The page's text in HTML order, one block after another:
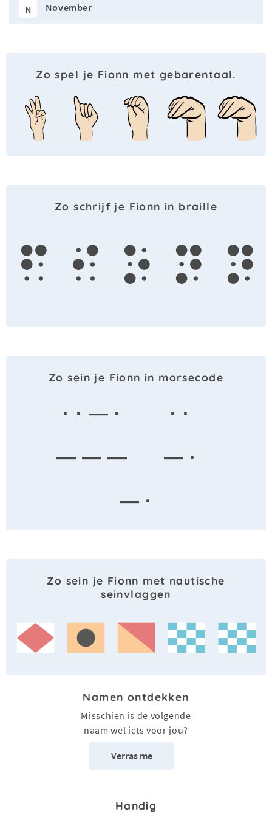
N November
Zo spel je Fionn met gebarentaal.
Zo schrijf je Fionn in braille
f i o n n
Zo sein je Fionn in morsecode
· · — ·
· ·
— — —
— ·
— ·
Zo sein je Fionn met nautische
seinvlaggen
Namen ontdekken
Misschien is de volgende
naam wel iets voor jou?
Verras me
Handig